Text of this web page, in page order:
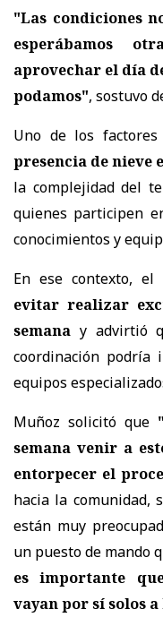
"Las condiciones
esperábamos
aprovechar el día
podamos", sostuvo
Uno de los
presencia de nieve
la complejidad del
quienes participen
conocimientos y
En ese contexto, el
evitar realizar
semana y advirtió
coordinación
equipos
Muñoz solicitó que
semana venir a
entorpecer el
hacia la comunidad,
están muy
un puesto de mando
es importante
vayan por sí solos